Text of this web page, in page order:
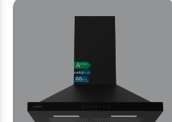
Bedienung, Oberfläche in
schwarzer Glasfront,
BLDC-Motor,
Handbewegungssteuerung,
Booster-Funktion,